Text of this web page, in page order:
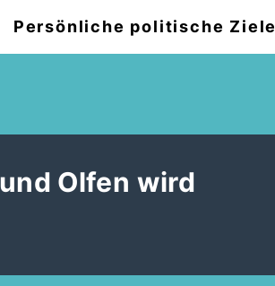
Persönliche politische Ziele
Olfen wird